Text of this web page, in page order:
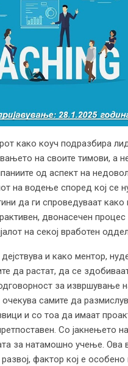
како коуч подразбира
на своите тимови, а
од аспект на
на водење според кој се
да ги спроведуваат
двонасечен
на секој вработен
и како ментор,
да растат, да се
за извршување
самите да
и со тоа да имаат
Со јакнењето
за натамошно учење. Ова
фактор кој е